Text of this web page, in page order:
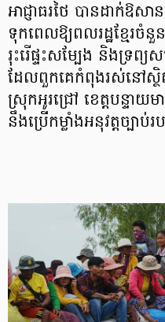
អាជ្ញាធរថៃ បានដាក់ឱ
ទុកពេលឱ្យពលរដ្ឋខ្មែរចំនួ
រុះរើផ្ទះសម្បែង និងទ្រព្
ដែលពួកគេកំពុងរស់នៅស្
ស្រុកអូរជ្រៅ ខេត្តបន្ទាយ
នឹងប្រើកម្លាំងអនុវត្តច្បាប់